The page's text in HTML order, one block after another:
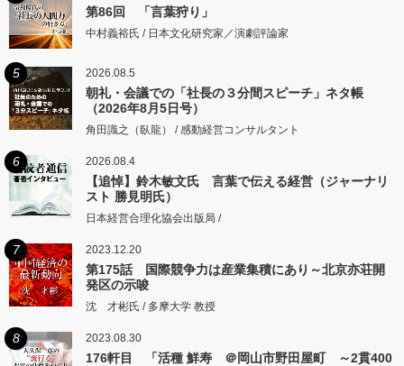
第86回 「言葉狩り」
中村義裕氏 / 日本文化研究家／演劇評論家
5 2026.08.5
朝礼・会議での「社長の３分間スピーチ」ネタ帳
（2026年8月5日号）
角田識之（臥龍） / 感動経営コンサルタント
6 2026.08.4
【追悼】鈴木敏文氏 言葉で伝える経営（ジャーナリ
スト 勝見明氏）
日本経営合理化協会出版局 /
7 2023.12.20
第175話 国際競争力は産業集積にあり～北京亦荘開
発区の示唆
沈 才彬氏 / 多摩大学 教授
8 2023.08.30
176軒目 「活種 鮮寿 ＠岡山市野田屋町 ～2貫400